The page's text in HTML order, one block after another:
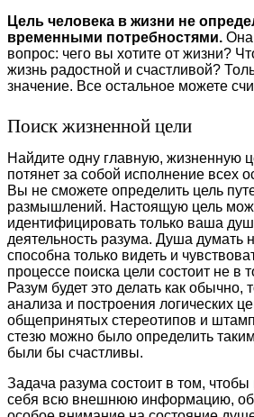
Цель человека в жизни не
временными потребностями. Она
вопрос: чего вы хотите от жизни?
жизнь радостной и счастливой?
значение. Все остальное можете
Поиск жизненной цели
Найдите одну главную, жизненную
потянет за собой исполнение всех
Вы не сможете определить цель
размышлений. Настоящую цель
идентифицировать только ваша
деятельность разума. Душа думать
способна только видеть и
процессе поиска цели состоит не в
Разум будет это делать как обычно,
анализа и построения логических
общепринятых стереотипов и
стезю можно было определить
были бы счастливы.
Задача разума состоит в том, чтобы
себя всю внешнюю информацию,